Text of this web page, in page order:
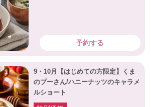
予約する
9・10月【はじめての方限定】くま
のプーさん/ハニーナッツのキャラメ
ルショート